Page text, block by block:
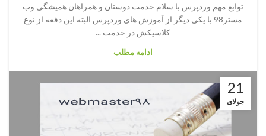
توابع مهم وردپرس با سلام خدمت دوستان و همراهان همیشگی وب
مستر98 با یکی دیگر از آموزش های وردپرس البته این دفعه از نوع
کلاسیکش در خدمت ...
ادامه مطلب
21
جولای